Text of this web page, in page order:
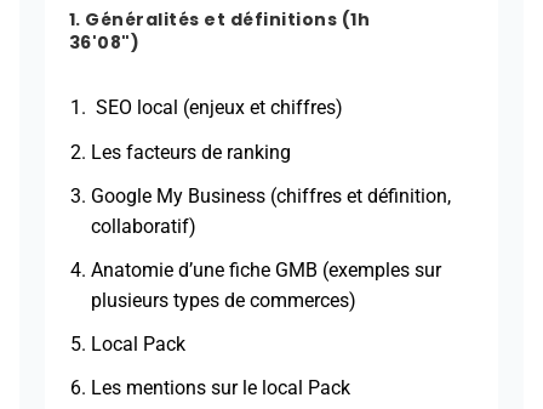
1. Généralités et définitions (1h
36'08")
SEO local (enjeux et chiffres)
Les facteurs de ranking
Google My Business (chiffres et définition,
collaboratif)
Anatomie d’une fiche GMB (exemples sur
plusieurs types de commerces)
Local Pack
Les mentions sur le local Pack